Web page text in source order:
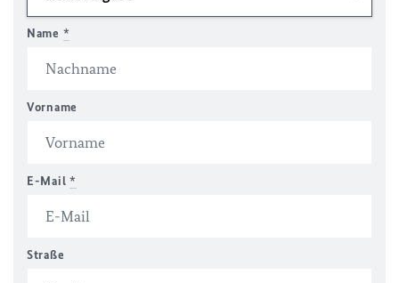
Name *
Vorname
E-Mail *
Straße